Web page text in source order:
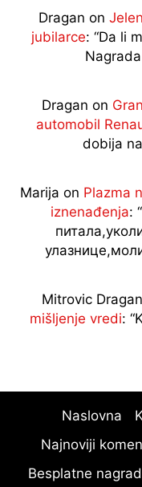
Dragan on
jubilarce: “Da li
Dragan on
automobil
dobija
Marija on Plazma
iznenađenja: “
Mitrovic
mišljenje vredi: “
Naslovna
Najnoviji
Besplatne